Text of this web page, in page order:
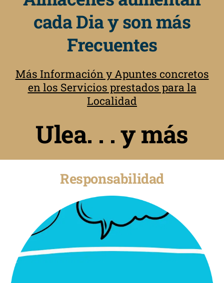
cada Dia y son más
Frecuentes
Más Información y Apuntes concretos
en los Servicios prestados para la
Localidad
Ulea. . . y más
Responsabilidad